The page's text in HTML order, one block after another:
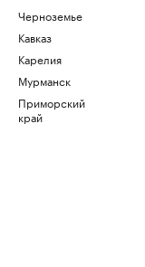
Черноземье
Кавказ
Карелия
Мурманск
Приморский
край